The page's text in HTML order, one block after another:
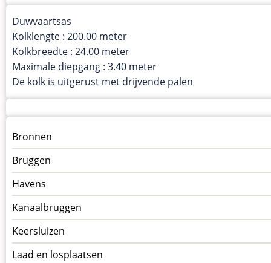
Duwvaartsas
Kolklengte : 200.00 meter
Kolkbreedte : 24.00 meter
Maximale diepgang : 3.40 meter
De kolk is uitgerust met drijvende palen
Menu
kunstwerken
op
kunstwerkpagina
Bronnen
Bruggen
Havens
Kanaalbruggen
Keersluizen
Laad en losplaatsen